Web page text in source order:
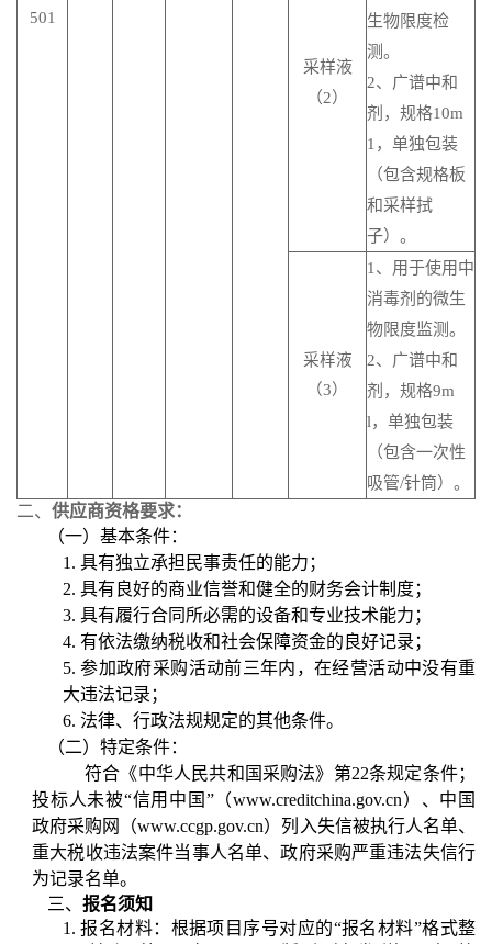
501
采样液
（2）
生物限度检
测。
2、广谱中和
剂，规格10m
1，单独包装
（包含规格板
和采样拭
子）。
采样液
（3）
1、用于使用中
消毒剂的微生
物限度监测。
2、广谱中和
剂，规格9m
l，单独包装
（包含一次性
吸管/针筒）。
二、 供应商资格要求：
（一） 基本条件：
1. 具有独立承担民事责任的能力；
2. 具有良好的商业信誉和健全的财务会计制度；
3. 具有履行合同所必需的设备和专业技术能力；
4. 有依法缴纳税收和社会保障资金的良好记录；
5.参加政府采购活动前三年内，在经营活动中没有重
大违法记录；
6. 法律、行政法规规定的其他条件。
（二） 特定条件：
符合《中华人民共和国采购法》第22条规定条件；
投标人未被“信用中国”（www.creditchina.gov.cn）、中国
政府采购网（www.ccgp.gov.cn）列入失信被执行人名单、
重大税收违法案件当事人名单、政府采购严重违法失信行
为记录名单。
三、 报名须知
1.报名材料：根据项目序号对应的“报名材料”格式整